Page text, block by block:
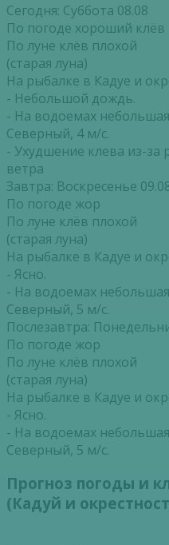
Сегодня: Суббота 08.08
По погоде хороший клёв
По луне клёв плохой
(старая луна)
На рыбалке в Кадуе и
- Небольшой дождь.
- На водоемах
Северный, 4 м/с.
- Ухудшение клева из-за
ветра
Завтра: Воскресенье
По погоде жор
По луне клёв плохой
(старая луна)
На рыбалке в Кадуе и
- Ясно.
- На водоемах
Северный, 5 м/с.
Послезавтра:
По погоде жор
По луне клёв плохой
(старая луна)
На рыбалке в Кадуе и
- Ясно.
- На водоемах
Северный, 5 м/с.
Прогноз погоды и
(Кадуй и